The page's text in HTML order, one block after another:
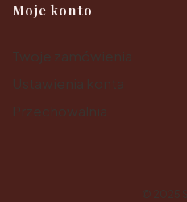
Moje konto